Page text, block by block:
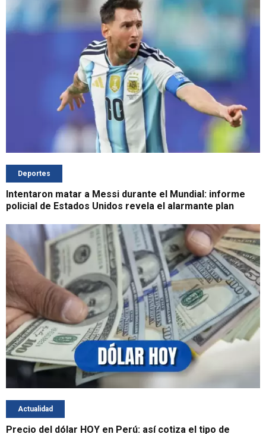
Deportes
Intentaron matar a Messi durante el Mundial: informe
policial de Estados Unidos revela el alarmante plan
Actualidad
Precio del dólar HOY en Perú: así cotiza el tipo de